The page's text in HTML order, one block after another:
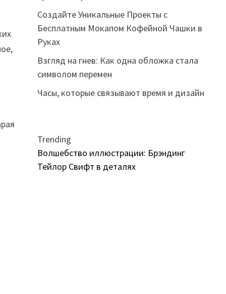
Создайте Уникальные Проекты с
Бесплатным Мокапом Кофейной Чашки в
Руках
Взгляд на гнев: Как одна обложка стала
символом перемен
Часы, которые связывают время и дизайн
Trending
Волшебство иллюстрации: Брэндинг
Тейлор Свифт в деталях